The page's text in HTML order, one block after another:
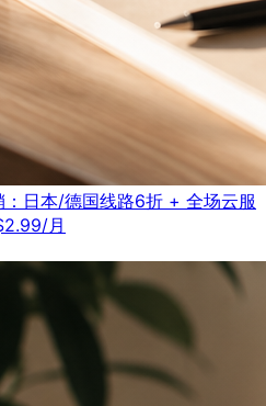
日本/德国线路6折 + 全场云服
月